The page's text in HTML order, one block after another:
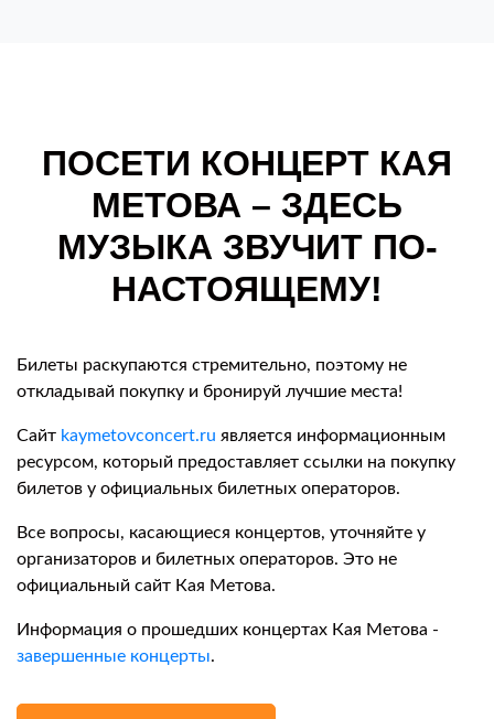
ПОСЕТИ КОНЦЕРТ КАЯ
МЕТОВА – ЗДЕСЬ
МУЗЫКА ЗВУЧИТ ПО-
НАСТОЯЩЕМУ!
Билеты раскупаются стремительно, поэтому не
откладывай покупку и бронируй лучшие места!
Сайт kaymetovconcert.ru является информационным
ресурсом, который предоставляет ссылки на покупку
билетов у официальных билетных операторов.
Все вопросы, касающиеся концертов, уточняйте у
организаторов и билетных операторов. Это не
официальный сайт Кая Метова.
Информация о прошедших концертах Кая Метова -
завершенные концерты.